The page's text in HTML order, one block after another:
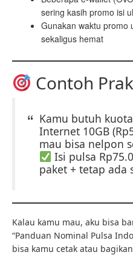
sering kasih promo isi
Gunakan waktu promo
sekaligus hemat
Contoh
Kamu butuh
Internet 10GB
mau bisa nelpon
Isi pulsa
paket + tetap ada
Kalau kamu mau, aku bisa
“Panduan Nominal Pulsa
bisa kamu cetak atau